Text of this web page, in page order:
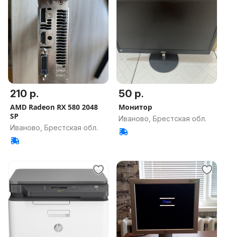
210 р.
AMD Radeon RX 580 2048
SP
Иваново, Брестская обл.
50 р.
Монитор
Иваново, Брестская обл.